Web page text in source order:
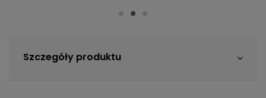
Szczegóły produktu